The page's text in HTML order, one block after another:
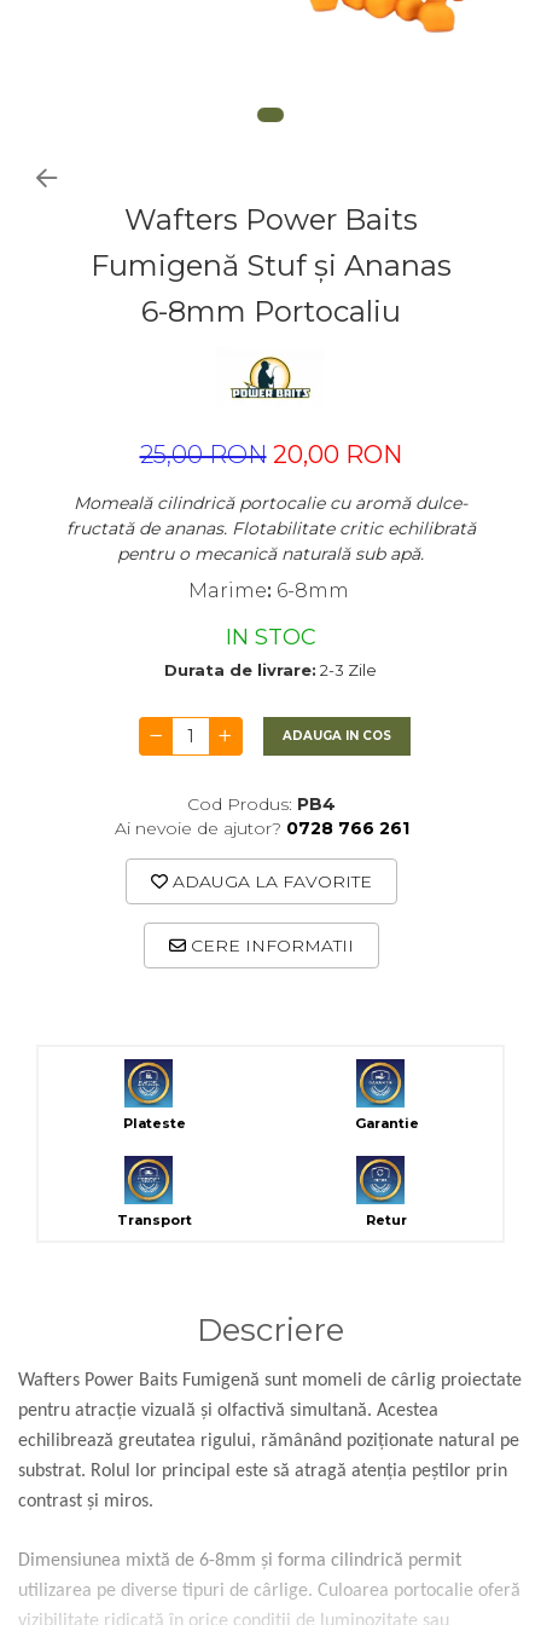
Wafters Power Baits
Fumigenă Stuf și Ananas
6-8mm Portocaliu
25,00 RON 20,00 RON
Momeală cilindrică portocalie cu aromă dulce-
fructată de ananas. Flotabilitate critic echilibrată
pentru o mecanică naturală sub apă.
Marime: 6-8mm
IN STOC
Durata de livrare: 2-3 Zile
ADAUGA IN COS
Cod Produs: PB4
Ai nevoie de ajutor? 0728 766 261
ADAUGA LA FAVORITE
CERE INFORMATII
Plateste Garantie
Transport Retur
Descriere
Wafters Power Baits Fumigenă sunt momeli de cârlig proiectate
pentru atracție vizuală și olfactivă simultană. Acestea
echilibrează greutatea rigului, rămânând poziționate natural pe
substrat. Rolul lor principal este să atragă atenția peștilor prin
contrast și miros.
Dimensiunea mixtă de 6-8mm și forma cilindrică permit
utilizarea pe diverse tipuri de cârlige. Culoarea portocalie oferă